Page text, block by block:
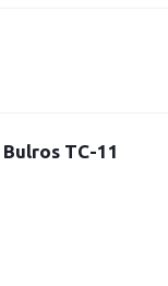
TC-11